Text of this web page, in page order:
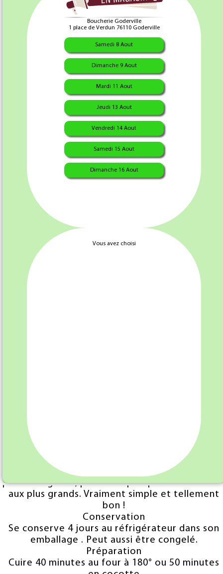
Boucherie Goderville
1 place de Verdun 76110 Goderville
Samedi 8 Aout
Dimanche 9 Aout
Mardi 11 Aout
Jeudi 13 Aout
Vendredi 14 Aout
Samedi 15 Aout
Dimanche 16 Aout
Vous avez choisi
"Florentin Emmental X 10"
Florentin Emmental X 10
Autres produits disponibles
Florentin EmmentalX 5
Liste des Allergènes : Lactose, Gluten, Oeufs,
Cette farce de porc à l'emmental et a la crème
plutôt originale, plaira aux plus petits et
aux plus grands. Vraiment simple et tellement
bon !
Conservation
Se conserve 4 jours au réfrigérateur dans son
emballage . Peut aussi être congelé.
Préparation
Cuire 40 minutes au four à 180° ou 50 minutes